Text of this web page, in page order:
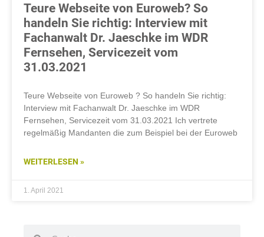
Teure Webseite von Euroweb? So
handeln Sie richtig: Interview mit
Fachanwalt Dr. Jaeschke im WDR
Fernsehen, Servicezeit vom
31.03.2021
Teure Webseite von Euroweb ? So handeln Sie richtig:
Interview mit Fachanwalt Dr. Jaeschke im WDR
Fernsehen, Servicezeit vom 31.03.2021 Ich vertrete
regelmäßig Mandanten die zum Beispiel bei der Euroweb
WEITERLESEN »
1. April 2021